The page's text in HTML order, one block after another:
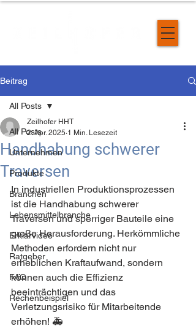
Beitrag
All Posts
Unternehmen
Produkte
Branchen
Lebensmittelbranche
Erklärvideo
Ratgeber
FAQ
Rechenbeispiel
All Posts
Handhabung schwerer
Traversen
Zeilhofer HHT
2. Apr. 2025 1 Min. Lesezeit
In industriellen Produktionsprozessen
ist die Handhabung schwerer
Traversen und sperriger Bauteile eine
große Herausforderung. Herkömmliche
Methoden erfordern nicht nur
erheblichen Kraftaufwand, sondern
können auch die Effizienz
beeinträchtigen und das
Verletzungsrisiko für Mitarbeitende
erhöhen! 🚑